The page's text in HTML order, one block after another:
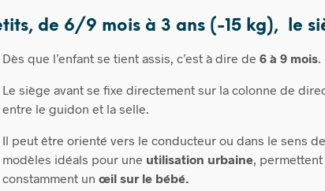
de 6/9 mois à 3 ans (-15 kg), le
Dès que l’enfant se tient assis, c’est à dire de 6 à 9 mois.
Le siège avant se fixe directement sur la colonne de
entre le guidon et la selle.
Il peut être orienté vers le conducteur ou dans le sens
modèles idéals pour une utilisation urbaine,
constamment un œil sur le bébé.